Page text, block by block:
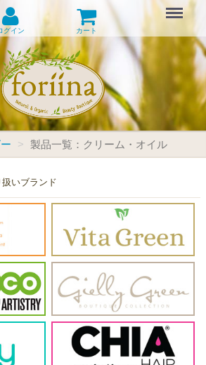
グイン カート
Menu
製品一覧：クリーム・オイル
扱いブランド